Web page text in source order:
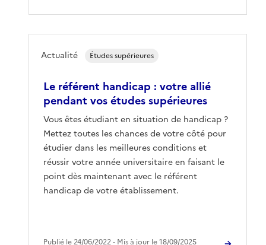
Le référent handicap : votre allié
pendant vos études supérieures
Vous êtes étudiant en situation de handicap ?
Mettez toutes les chances de votre côté pour
étudier dans les meilleures conditions et
réussir votre année universitaire en faisant le
point dès maintenant avec le référent
handicap de votre établissement.
Actualité Études supérieures
Publié le 24/06/2022 ‐ Mis à jour le 18/09/2025